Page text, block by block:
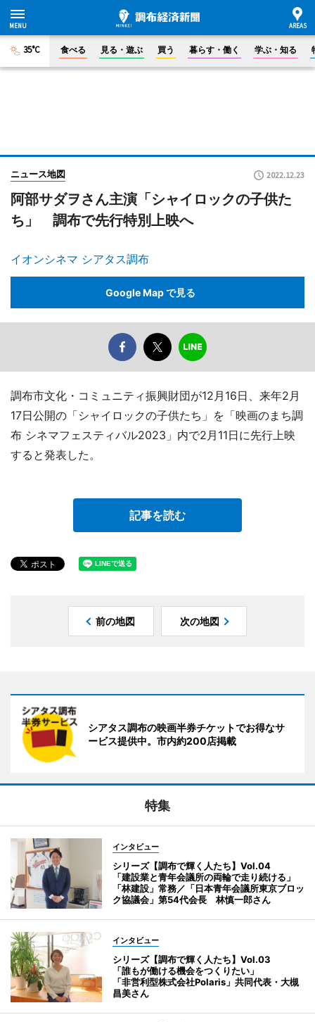
35°C 食べる 見る・遊ぶ 買う 暮らす・働く 学ぶ・知る
ニュース地図 2022.12.23
阿部サダヲさん主演「シャイロックの子供た
ち」 調布で先行特別上映へ
イオンシネマ シアタス調布
Google Map で見る
調布市文化・コミュニティ振興財団が12月16日、来年2月
17日公開の「シャイロックの子供たち」を「映画のまち調
布 シネマフェスティバル2023」内で2月11日に先行上映
すると発表した。
記事を読む
前の地図 次の地図
シアタス調布の映画半券チケットでお得なサ
ービス提供中。市内約200店掲載
特集
インタビュー
シリーズ【調布で輝く人たち】Vol.04
「建設業と青年会議所の両輪で走り続ける」
「林建設」常務／「日本青年会議所東京ブロッ
ク協議会」第54代会長 林慎一郎さん
インタビュー
シリーズ【調布で輝く人たち】Vol.03
「誰もが働ける機会をつくりたい」
「非営利型株式会社Polaris」共同代表・大槻
昌美さん